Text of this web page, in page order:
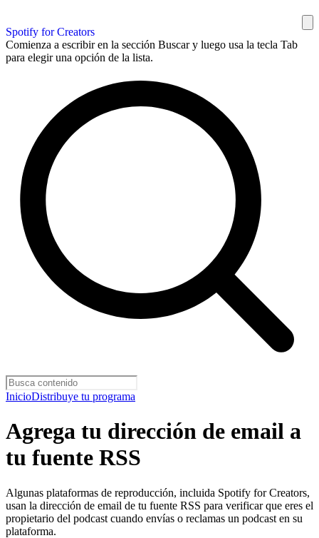
Spotify for Creators
Comienza a escribir en la sección Buscar y luego usa la tecla Tab
para elegir una opción de la lista.
InicioDistribuye tu programa
Agrega tu dirección de email a
tu fuente RSS
Algunas plataformas de reproducción, incluida Spotify for Creators,
usan la dirección de email de tu fuente RSS para verificar que eres el
propietario del podcast cuando envías o reclamas un podcast en su
plataforma.